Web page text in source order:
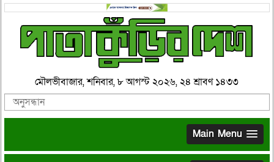
মৌলভীবাজার, শনিবার, ৮ আগস্ট ২০২৬, ২৪ শ্রাবণ ১৪৩৩
Main Menu